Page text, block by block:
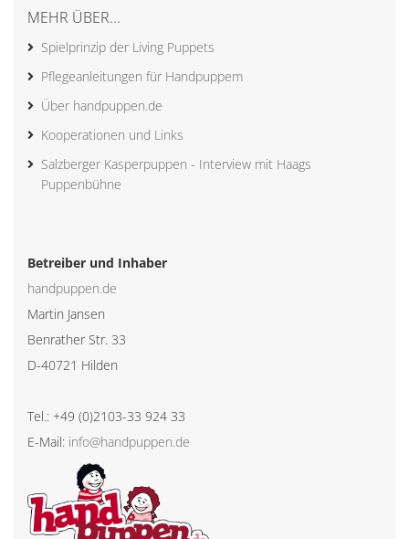
MEHR ÜBER...
Spielprinzip der Living Puppets
Pflegeanleitungen für Handpuppem
Über handpuppen.de
Kooperationen und Links
Salzberger Kasperpuppen - Interview mit Haags
Puppenbühne
Betreiber und Inhaber
handpuppen.de
Martin Jansen
Benrather Str. 33
D-40721 Hilden
Tel.: +49 (0)2103-33 924 33
E-Mail: info@handpuppen.de